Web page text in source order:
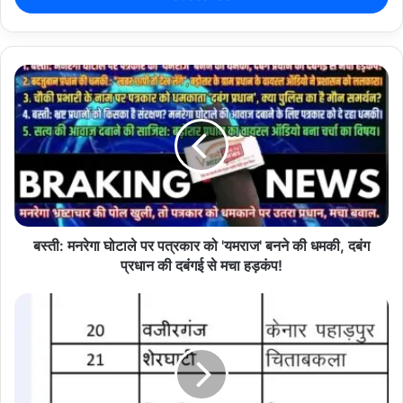
y
u
r
E
m
a
a
d
बस्ती: मनरेगा घोटाले पर पत्रकार को 'यमराज' बनने की धमकी, दबंग
प्रधान की दबंगई से मचा हड़कंप!